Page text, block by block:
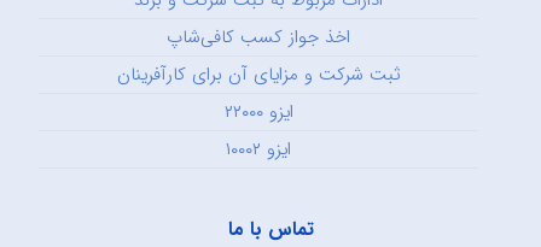
اخذ جواز کسب کافی‌شاپ
ثبت شرکت و مزایای آن برای کارآفرینان
ایزو ۲۲۰۰۰
ایزو ۱۰۰۰۲
تماس با ما